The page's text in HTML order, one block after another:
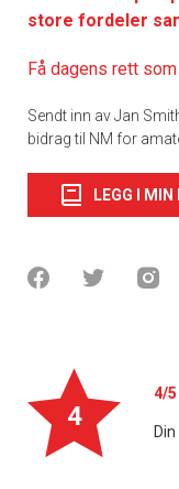
store fordeler
Få dagens rett
Sendt inn av Jan
bidrag til NM for
LEGG I MIN
4
4/5